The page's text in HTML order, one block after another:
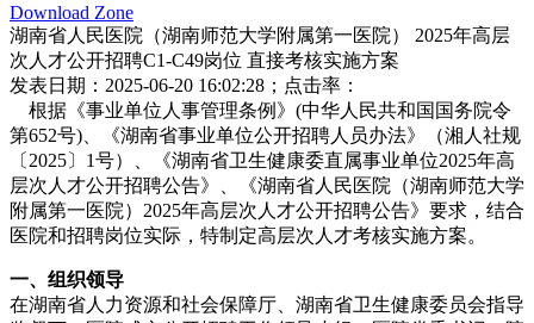
Download Zone
湖南省人民医院（湖南师范大学附属第一医院） 2025年高层
次人才公开招聘C1-C49岗位 直接考核实施方案
发表日期：2025-06-20 16:02:28；点击率：
根据《事业单位人事管理条例》(中华人民共和国国务院令
第652号)、《湖南省事业单位公开招聘人员办法》（湘人社规
〔2025〕1号）、《湖南省卫生健康委直属事业单位2025年高
层次人才公开招聘公告》、《湖南省人民医院（湖南师范大学
附属第一医院）2025年高层次人才公开招聘公告》要求，结合
医院和招聘岗位实际，特制定高层次人才考核实施方案。
一、组织领导
在湖南省人力资源和社会保障厅、湖南省卫生健康委员会指导